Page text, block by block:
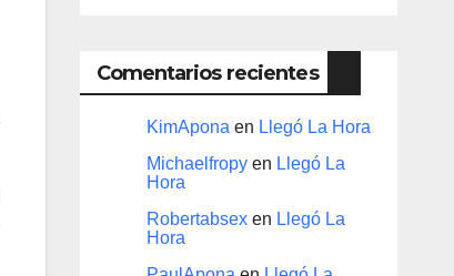
Comentarios recientes
KimAponaen Llegó La Hora
Michaelfropyen Llegó La
Hora
Robertabsexen Llegó La
Hora